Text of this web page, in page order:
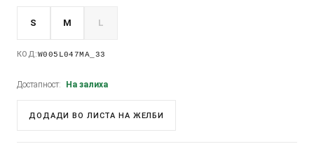
S M L
КОД:W005L047MA_33
Достапност: На залиха
ДОДАДИ ВО ЛИСТА НА ЖЕЛБИ